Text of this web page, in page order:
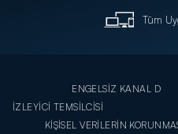
Tüm
ENGELSİZ KANAL D
İZLEYİCİ TEMSİLCİSİ
KİŞİSEL VERİLERİN